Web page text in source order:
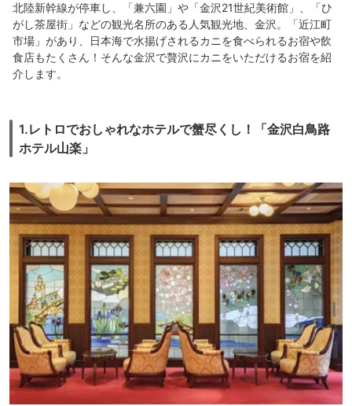
北陸新幹線が停車し、「兼六園」や「金沢21世紀美術館」、「ひ
がし茶屋街」などの観光名所のある人気観光地、金沢。「近江町
市場」があり、日本海で水揚げされるカニを食べられるお宿や飲
食店もたくさん！そんな金沢で贅沢にカニをいただけるお宿を紹
介します。
1.レトロでおしゃれなホテルで蟹尽くし！「金沢白鳥路
ホテル山楽」